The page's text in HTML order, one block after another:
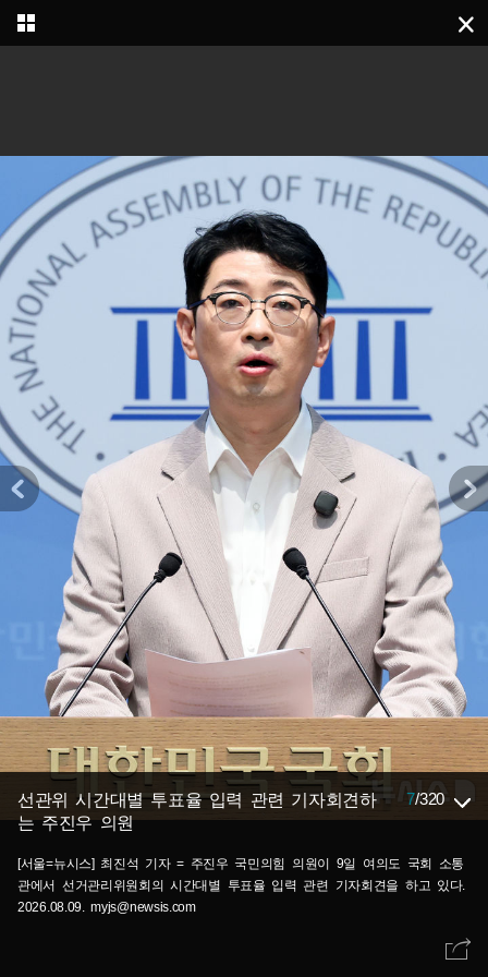
선관위 시간대별 투표율 입력 관련 기자회견하
는 주진우 의원
7/320
[서울=뉴시스] 최진석 기자 = 주진우 국민의힘 의원이 9일 여의도 국회 소통
관에서 선거관리위원회의 시간대별 투표율 입력 관련 기자회견을 하고 있다.
2026.08.09. myjs@newsis.com